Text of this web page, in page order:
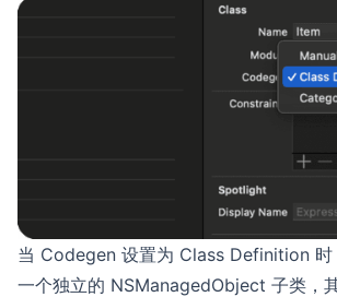
当 Codegen 设置为 Class Definition
一个独立的 NSManagedObject 子类，